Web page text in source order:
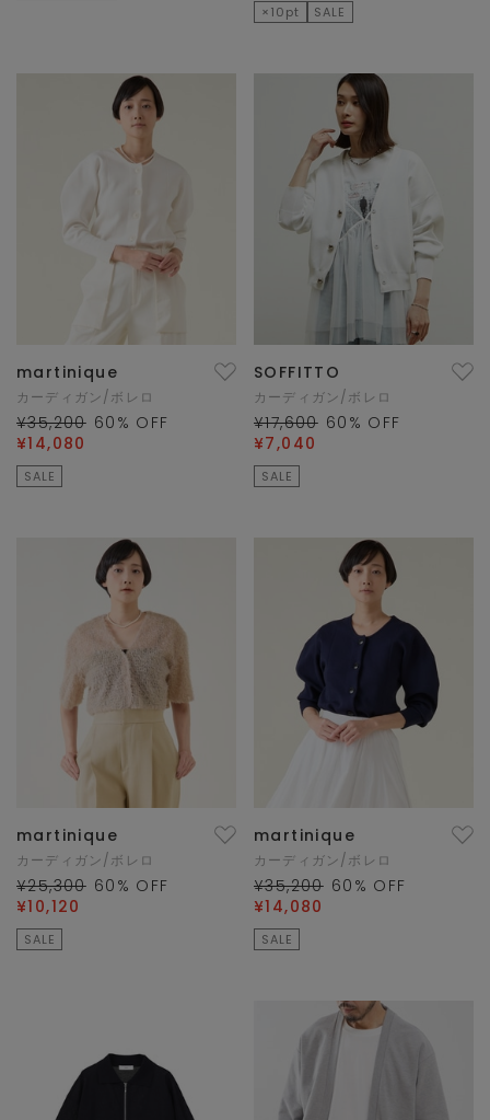
×10pt SALE
martinique
カーディガン/ボレロ
¥35,200 60 % OFF
¥14,080
SALE
SOFFITTO
カーディガン/ボレロ
¥17,600 60 % OFF
¥7,040
SALE
martinique
カーディガン/ボレロ
¥25,300 60 % OFF
¥10,120
SALE
martinique
カーディガン/ボレロ
¥35,200 60 % OFF
¥14,080
SALE